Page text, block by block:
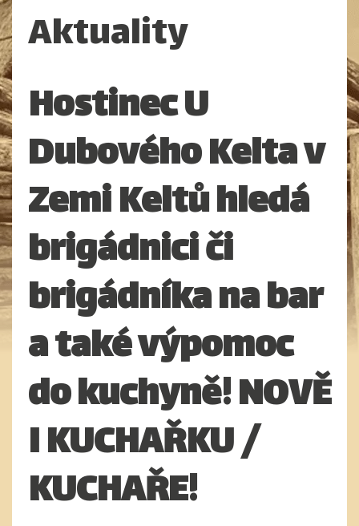
Aktuality
Hostinec U
Dubového Kelta v
Zemi Keltů hledá
brigádnici či
brigádníka na bar
a také výpomoc
do kuchyně! NOVĚ
I KUCHAŘKU /
KUCHAŘE!